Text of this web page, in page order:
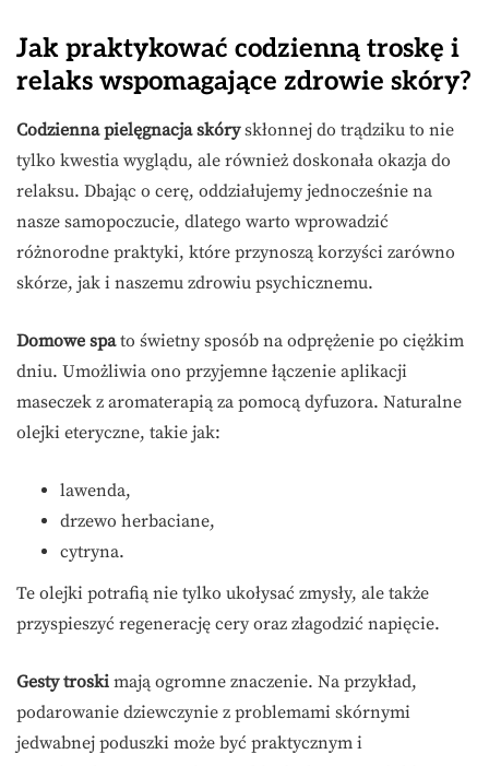
Jak praktykować codzienną troskę i
relaks wspomagające zdrowie skóry?
Codzienna pielęgnacja skóryskłonnej do trądziku to nie
tylko kwestia wyglądu, ale również doskonała okazja do
relaksu. Dbając o cerę, oddziałujemy jednocześnie na
nasze samopoczucie, dlatego warto wprowadzić
różnorodne praktyki, które przynoszą korzyści zarówno
skórze, jak i naszemu zdrowiu psychicznemu.
Domowe spato świetny sposób na odprężenie po ciężkim
dniu. Umożliwia ono przyjemne łączenie aplikacji
maseczek z aromaterapią za pomocą dyfuzora. Naturalne
olejki eteryczne, takie jak:
lawenda,
drzewo herbaciane,
cytryna.
Te olejki potrafią nie tylko ukołysać zmysły, ale także
przyspieszyć regenerację cery oraz złagodzić napięcie.
Gesty troski mają ogromne znaczenie. Na przykład,
podarowanie dziewczynie z problemami skórnymi
jedwabnej poduszki może być praktycznym i